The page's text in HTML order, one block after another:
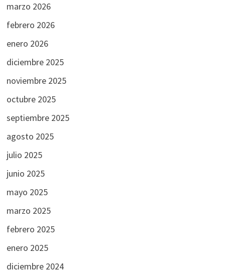
marzo 2026
febrero 2026
enero 2026
diciembre 2025
noviembre 2025
octubre 2025
septiembre 2025
agosto 2025
julio 2025
junio 2025
mayo 2025
marzo 2025
febrero 2025
enero 2025
diciembre 2024